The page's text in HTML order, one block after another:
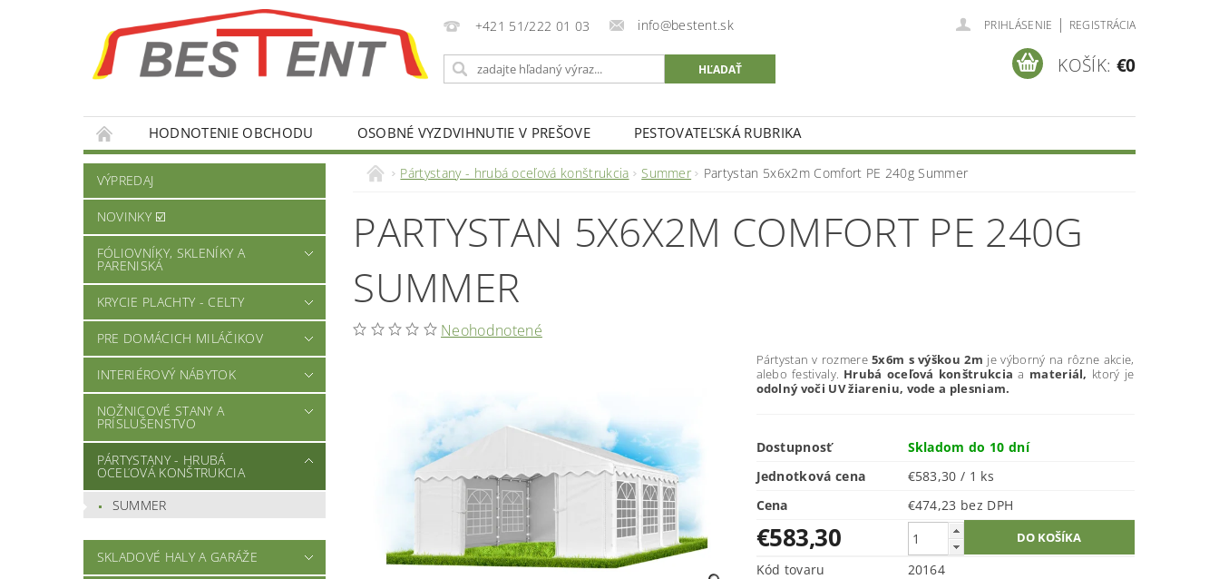
+421 51/222 01 03 info@bestent.sk PRIHLÁSENIE | REGISTRÁCIA
KOŠÍK: €0
HODNOTENIE OBCHODU OSOBNÉ VYZDVIHNUTIE V PREŠOVE PESTOVATEĽSKÁ RUBRIKA
VÝPREDAJ
NOVINKY ☑️
FÓLIOVNÍKY, SKLENÍKY A
PARENISKÁ
KRYCIE PLACHTY - CELTY
PRE DOMÁCICH MILÁČIKOV
INTERIÉROVÝ NÁBYTOK
NOŽNICOVÉ STANY A
PRÍSLUŠENSTVO
PÁRTYSTANY - HRUBÁ
OCEĽOVÁ KONŠTRUKCIA
SUMMER
SKLADOVÉ HALY A GARÁŽE
Pártystany - hrubá oceľová konštrukcia Summer Partystan 5x6x2m Comfort PE 240g Summer
PARTYSTAN 5X6X2M COMFORT PE 240G
SUMMER
Neohodnotené
Pártystan v rozmere 5x6m s výškou 2m je výborný na rôzne akcie,
alebo festivaly. Hrubá oceľová konštrukciaa materiál, ktorý je
odolný voči UV žiareniu, vode a plesniam.
Dostupnosť
Skladom do 10 dní
Jednotková cena
€583,30 / 1 ks
Cena
€474,23 bez DPH
€583,30
Kód tovaru
20164